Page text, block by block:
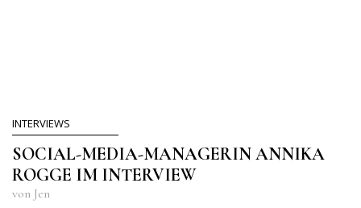
INTERVIEWS
SOCIAL-MEDIA-MANAGERIN ANNIKA
ROGGE IM INTERVIEW
von Jen